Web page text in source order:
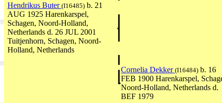
Hendrikus Buter (I16485) b. 21
AUG 1925 Harenkarspel,
Schagen, Noord-Holland,
Netherlands d. 26 JUL 2001
Tuitjenhorn, Schagen, Noord-
Holland, Netherlands
Cornelia Dekker (I16484) b. 16
FEB 1900 Harenkarspel,
Noord-Holland, Netherlands d.
BEF 1979